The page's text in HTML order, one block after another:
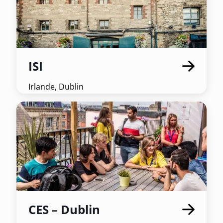
ISI
Irlande, Dublin
CES – Dublin